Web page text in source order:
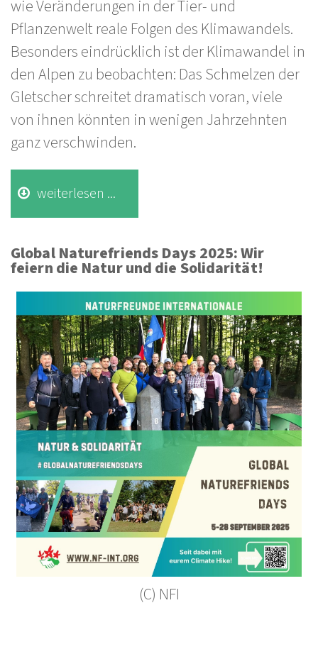
wie Veränderungen in der Tier- und
Pflanzenwelt reale Folgen des Klimawandels.
Besonders eindrücklich ist der Klimawandel in
den Alpen zu beobachten: Das Schmelzen der
Gletscher schreitet dramatisch voran, viele
von ihnen könnten in wenigen Jahrzehnten
ganz verschwinden.
weiterlesen ...
Global Naturefriends Days 2025: Wir
feiern die Natur und die Solidarität!
(C) NFI